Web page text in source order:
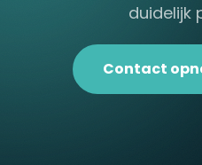
duidelijk
Contact